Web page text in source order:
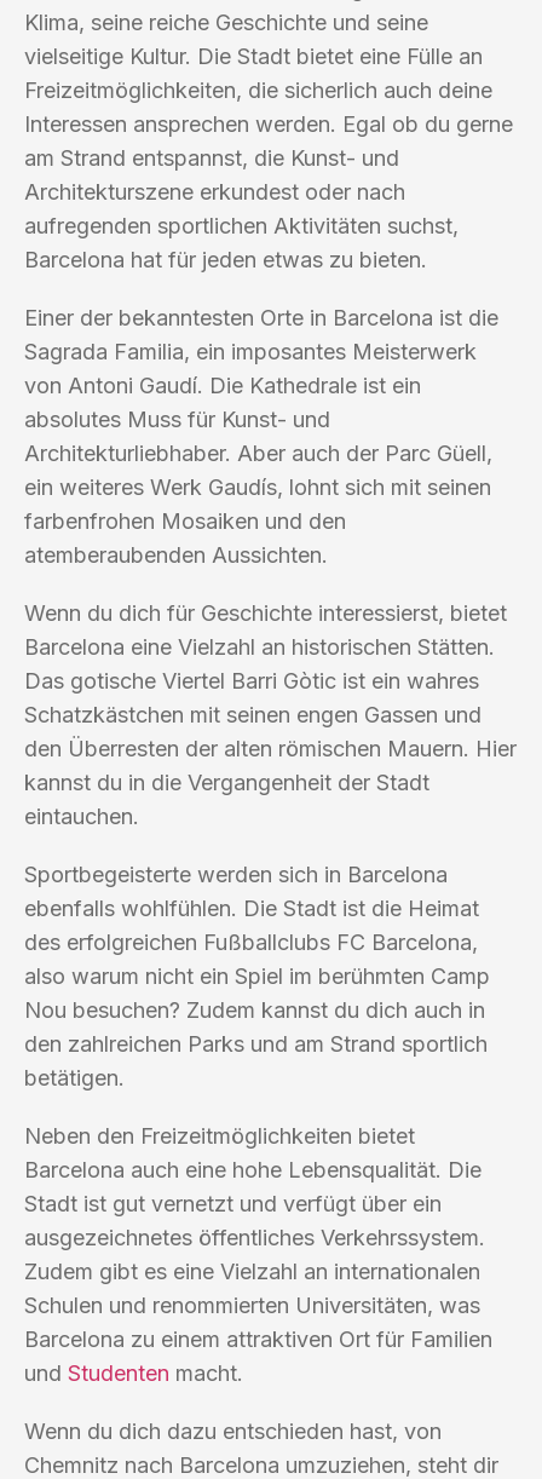
Klima, seine reiche Geschichte und seine
vielseitige Kultur. Die Stadt bietet eine Fülle an
Freizeitmöglichkeiten, die sicherlich auch deine
Interessen ansprechen werden. Egal ob du gerne
am Strand entspannst, die Kunst- und
Architekturszene erkundest oder nach
aufregenden sportlichen Aktivitäten suchst,
Barcelona hat für jeden etwas zu bieten.
Einer der bekanntesten Orte in Barcelona ist die
Sagrada Familia, ein imposantes Meisterwerk
von Antoni Gaudí. Die Kathedrale ist ein
absolutes Muss für Kunst- und
Architekturliebhaber. Aber auch der Parc Güell,
ein weiteres Werk Gaudís, lohnt sich mit seinen
farbenfrohen Mosaiken und den
atemberaubenden Aussichten.
Wenn du dich für Geschichte interessierst, bietet
Barcelona eine Vielzahl an historischen Stätten.
Das gotische Viertel Barri Gòtic ist ein wahres
Schatzkästchen mit seinen engen Gassen und
den Überresten der alten römischen Mauern. Hier
kannst du in die Vergangenheit der Stadt
eintauchen.
Sportbegeisterte werden sich in Barcelona
ebenfalls wohlfühlen. Die Stadt ist die Heimat
des erfolgreichen Fußballclubs FC Barcelona,
also warum nicht ein Spiel im berühmten Camp
Nou besuchen? Zudem kannst du dich auch in
den zahlreichen Parks und am Strand sportlich
betätigen.
Neben den Freizeitmöglichkeiten bietet
Barcelona auch eine hohe Lebensqualität. Die
Stadt ist gut vernetzt und verfügt über ein
ausgezeichnetes öffentliches Verkehrssystem.
Zudem gibt es eine Vielzahl an internationalen
Schulen und renommierten Universitäten, was
Barcelona zu einem attraktiven Ort für Familien
und Studenten macht.
Wenn du dich dazu entschieden hast, von
Chemnitz nach Barcelona umzuziehen, steht dir